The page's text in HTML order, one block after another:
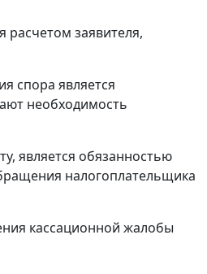
заявителя,
спора является
необходимость
является обязанностью
налогоплательщика
кассационной жалобы